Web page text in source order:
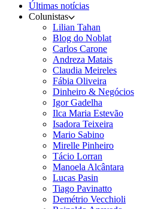
Últimas notícias
Colunistas
Lilian Tahan
Blog do Noblat
Carlos Carone
Andreza Matais
Claudia Meireles
Fábia Oliveira
Dinheiro & Negócios
Igor Gadelha
Ilca Maria Estevão
Isadora Teixeira
Mario Sabino
Mirelle Pinheiro
Tácio Lorran
Manoela Alcântara
Lucas Pasin
Tiago Pavinatto
Demétrio Vecchioli